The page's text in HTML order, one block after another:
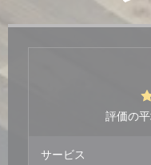
評価の
サービス